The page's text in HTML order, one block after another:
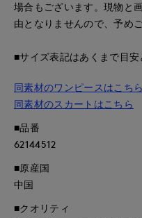
場合もございます。現物と
由となりませんので、予め
■サイズ表記はあくまで目安
同素材のワンピースはこちら
同素材のスカートはこちら
■品番
62144512
■原産国
中国
■クオリティ